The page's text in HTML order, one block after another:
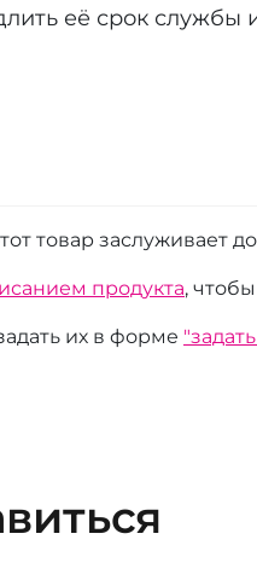
её срок службы
товар заслуживает
продукта,
их в форме